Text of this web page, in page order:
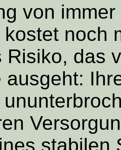
von
noch
Risiko, das
ausgeht:
stabilen